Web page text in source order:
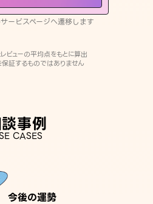
ービスページへ遷移します
ューの平均点をもとに算出
証するものではありません
事例
CASES
今後の運勢